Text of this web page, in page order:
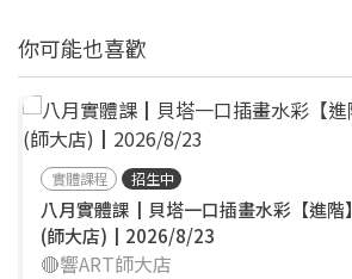
你可能也喜歡
實體課程 招生中
八月實體課┃貝塔一口插畫水彩【進階】
(師大店)┃2026/8/23
🔴響ART師大店